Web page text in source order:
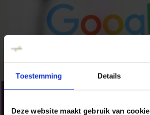
Toestemming Details
Deze website maakt gebruik van
Target je meest
waardevolle klant